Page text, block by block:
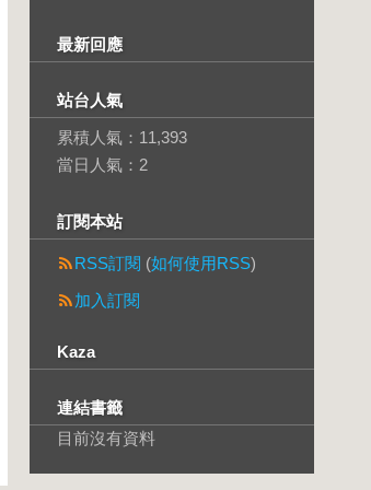
最新回應
站台人氣
累積人氣： 11,393
當日人氣： 2
訂閱本站
RSS訂閱 (如何使用RSS)
加入訂閱
Kaza
連結書籤
目前沒有資料